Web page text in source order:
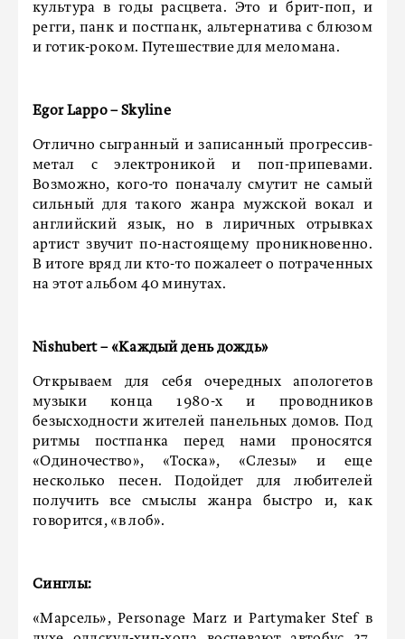
культура в годы расцвета. Это и брит-поп, и
регги, панк и постпанк, альтернатива с блюзом
и готик-роком. Путешествие для меломана.
Egor Lappo – Skyline
Отлично сыгранный и записанный прогрессив-
метал с электроникой и поп-припевами.
Возможно, кого-то поначалу смутит не самый
сильный для такого жанра мужской вокал и
английский язык, но в лиричных отрывках
артист звучит по-настоящему проникновенно.
В итоге вряд ли кто-то пожалеет о потраченных
на этот альбом 40 минутах.
Nishubert – «Каждый день дождь»
Открываем для себя очередных апологетов
музыки конца 1980-х и проводников
безысходности жителей панельных домов. Под
ритмы постпанка перед нами проносятся
«Одиночество», «Тоска», «Слезы» и еще
несколько песен. Подойдет для любителей
получить все смыслы жанра быстро и, как
говорится, «в лоб».
Синглы:
«Марсель», Personage Marz и Partymaker Stef в